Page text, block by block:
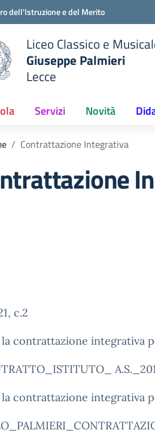
dell'Istruzione e del Merito
Liceo Classico e
Giuseppe Palmieri
Lecce
Servizi Novità
Contrattazione Integrativa
c.2
contrattazione integrativa
contrattazione integrativa